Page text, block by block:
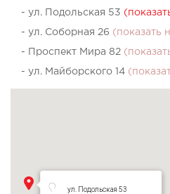
- ул. Подольская 53
- ул. Соборная 26 (показать
- Проспект Мира 82
- ул. Майборского 14
ул. Подольская 53